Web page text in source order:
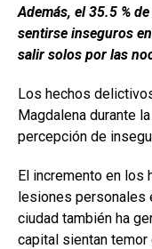
Además, el 35.5 %
sentirse inseguros
salir solos por las
Los hechos
Magdalena durante
percepción de
El incremento en los
lesiones personales
ciudad también ha
capital sientan temor